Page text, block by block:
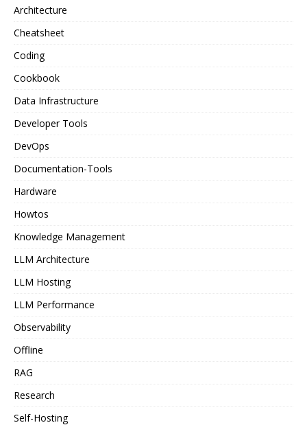
Architecture
Cheatsheet
Coding
Cookbook
Data Infrastructure
Developer Tools
DevOps
Documentation-Tools
Hardware
Howtos
Knowledge Management
LLM Architecture
LLM Hosting
LLM Performance
Observability
Offline
RAG
Research
Self-Hosting